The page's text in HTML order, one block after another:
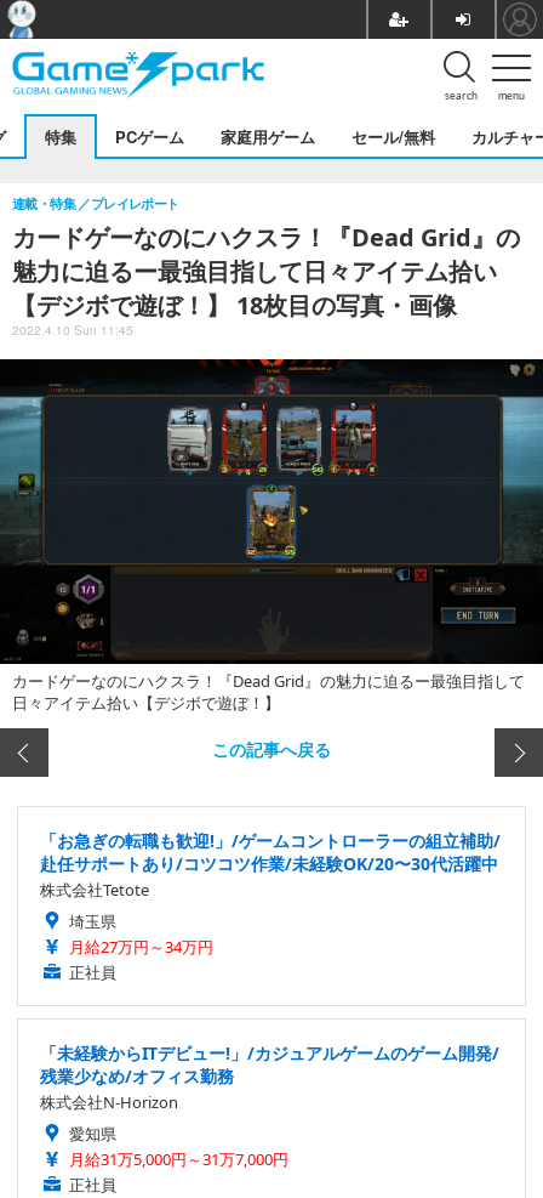
menu
search
特集 PCゲーム 家庭用ゲーム セール/無料 カルチャ
カードゲーなのにハクスラ！『Dead Grid』の
魅力に迫るー最強目指して日々アイテム拾い
【デジボで遊ぼ！】 18枚目の写真・画像
連載・特集 プレイレポート
2022.4.10 Sun 11:45
カードゲーなのにハクスラ！『Dead Grid』の魅力に迫るー最強目指して
日々アイテム拾い【デジボで遊ぼ！】
この記事へ戻る
「お急ぎの転職も歓迎!」/ゲームコントローラーの組立補助/
赴任サポートあり/コツコツ作業/未経験OK/20〜30代活躍中
株式会社Tetote
埼玉県
月給27万円～34万円
正社員
「未経験からITデビュー!」/カジュアルゲームのゲーム開発/
残業少なめ/オフィス勤務
株式会社N-Horizon
愛知県
月給31万5,000円～31万7,000円
正社員